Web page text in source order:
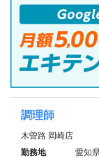
調理師
木曽路 岡崎店
勤務地
愛知